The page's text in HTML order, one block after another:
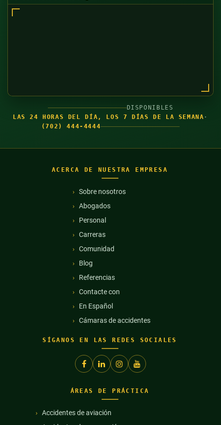
DISPONIBLES
LAS 24 HORAS DEL DÍA, LOS 7 DÍAS DE LA SEMANA ·
(702) 444-4444
ACERCA DE NUESTRA EMPRESA
Sobre nosotros
Abogados
Personal
Carreras
Comunidad
Blog
Referencias
Contacte con
En Español
Cámaras de accidentes
SÍGANOS EN LAS REDES SOCIALES
ÁREAS DE PRÁCTICA
Accidentes de aviación